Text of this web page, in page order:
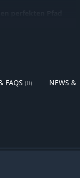
will?
Ressource:
und nutze sie dann,
und mehr.
FAQS (0) NEWS &